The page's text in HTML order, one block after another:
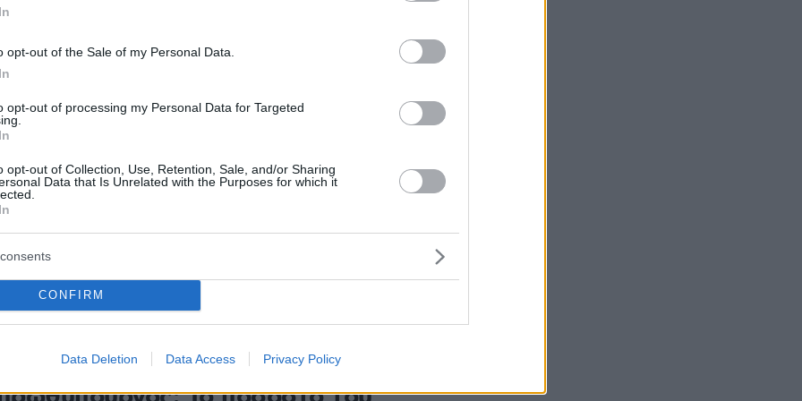
opt-out of the Sale of my Personal Data.
opt-out of processing my Personal Data for Targeted
opt-out of Collection, Use, Retention, Sale, and/or Sharing
Data that Is Unrelated with the Purposes for which it
CONFIRM
Data Deletion Data Access Privacy Policy
Έτοιμη για συμφωνία με τις
για τον προϋπολογισμό
ότι είναι καλύτερα να γίνουν κάποιες περικοπές
να επιβληθούν κυρώσεις από την ΕΕ
πυλών ο συμβιβασμός μεταξύ
και Ευρωπαϊκής Ένωσης
της Ρώμης με τις Βρυξέλλες για τον ιταλικό